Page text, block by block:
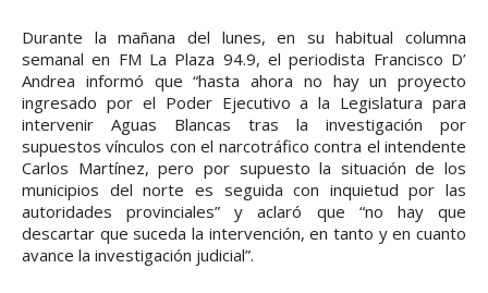
Durante la mañana del lunes, en su habitual columna
semanal en FM La Plaza 94.9, el periodista Francisco D’
Andrea informó que “hasta ahora no hay un proyecto
ingresado por el Poder Ejecutivo a la Legislatura para
intervenir Aguas Blancas tras la investigación por
supuestos vínculos con el narcotráfico contra el intendente
Carlos Martínez, pero por supuesto la situación de los
municipios del norte es seguida con inquietud por las
autoridades provinciales” y aclaró que “no hay que
descartar que suceda la intervención, en tanto y en cuanto
avance la investigación judicial”.